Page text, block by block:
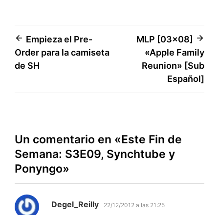
Navegación
de
Empieza el Pre-
Order para la camiseta
de SH
MLP [03×08]
«Apple Family
Reunion» [Sub
Español]
Un comentario en «Este Fin de
Semana: S3E09, Synchtube y
Ponyngo»
Degel_Reilly dice:
22/12/2012 a las 21:25